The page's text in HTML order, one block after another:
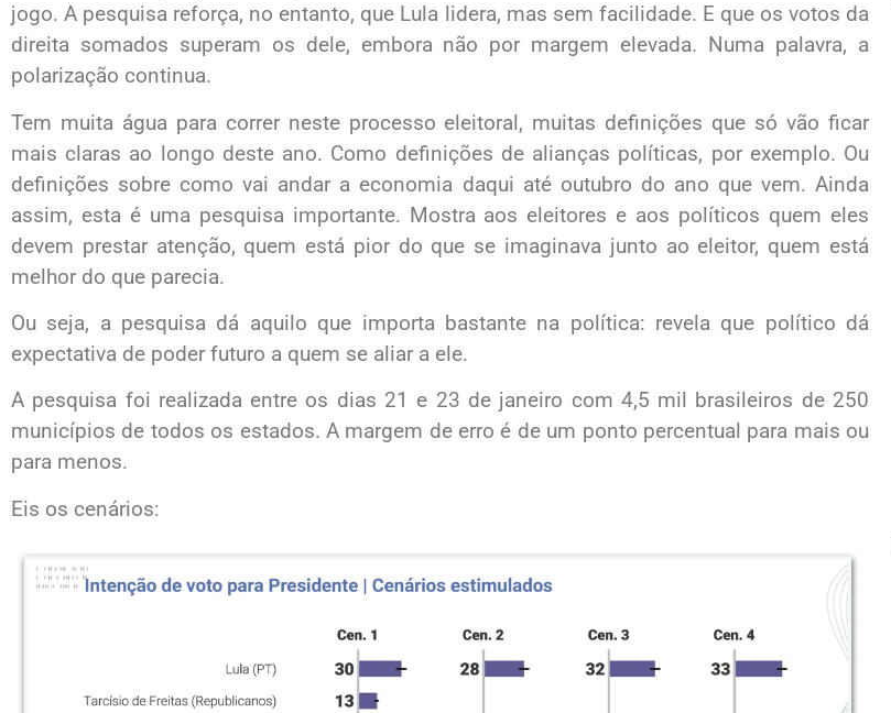
jogo. A pesquisa reforça, no entanto, que Lula lidera, mas sem facilidade. E que os votos da
direita somados superam os dele, embora não por margem elevada. Numa palavra, a
polarização continua.
Tem muita água para correr neste processo eleitoral, muitas definições que só vão ficar
mais claras ao longo deste ano. Como definições de alianças políticas, por exemplo. Ou
definições sobre como vai andar a economia daqui até outubro do ano que vem. Ainda
assim, esta é uma pesquisa importante. Mostra aos eleitores e aos políticos quem eles
devem prestar atenção, quem está pior do que se imaginava junto ao eleitor, quem está
melhor do que parecia.
Ou seja, a pesquisa dá aquilo que importa bastante na política: revela que político dá
expectativa de poder futuro a quem se aliar a ele.
A pesquisa foi realizada entre os dias 21 e 23 de janeiro com 4,5 mil brasileiros de 250
municípios de todos os estados. A margem de erro é de um ponto percentual para mais ou
para menos.
Eis os cenários: